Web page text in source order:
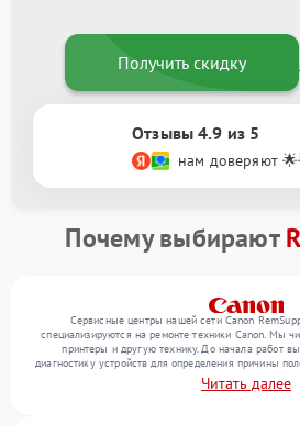
Получить скидку
Отзывы 4.9 из 5
нам доверяют
Почему выбирают
Сервисные центры нашей сети Canon
специализируются на ремонте техники Canon. Мы
принтеры и другую технику. До начала работ
диагностику устройств для определения причины
перечень необходимых работ и их стоимость,
деталей по необходимости. В концеЧитать далее